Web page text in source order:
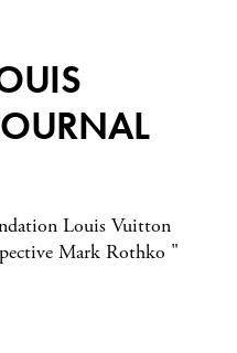
Louis Vuitton
Mark Rothko "